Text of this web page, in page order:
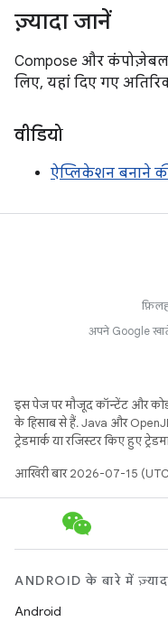
ज़्यादा जानें
Compose और
लिए, यहां दिए गए
वीडियो
ऐप्लिकेशन बनाने
अपने Google
इस पेज पर मौजूद कॉन्टेंट और
के हिसाब से हैं. Java और
ट्रेडमार्क या रजिस्टर किए हुए
आखिरी बार 2026-07-15
ANDROID के बारे में
Android